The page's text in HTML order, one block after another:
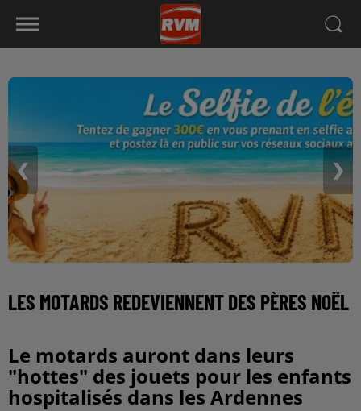
❮ ❯
LES MOTARDS REDEVIENNENT DES PÈRES NOËL
Le motards auront dans leurs
"hottes" des jouets pour les enfants
hospitalisés dans les Ardennes